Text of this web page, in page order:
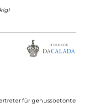
für genussbetonte